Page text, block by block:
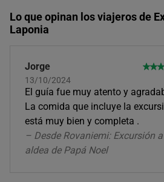
Lo que opinan los viajeros de
Laponia
Jorge
13/10/2024
El guía fue muy atento y
La comida que incluye la
está muy bien y completa .
– Desde Rovaniemi: Excursión
aldea de Papá Noel